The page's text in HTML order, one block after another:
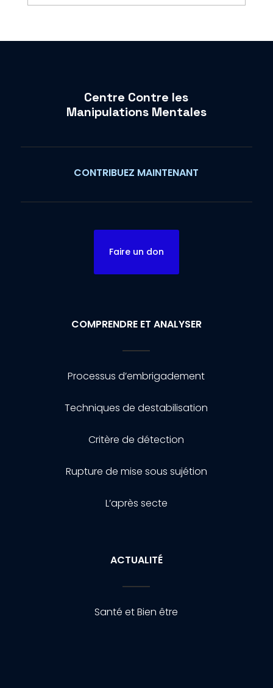
Centre Contre les
Manipulations Mentales
CONTRIBUEZ MAINTENANT
Faire un don
COMPRENDRE ET ANALYSER
Processus d’embrigadement
Techniques de destabilisation
Critère de détection
Rupture de mise sous sujétion
L’après secte
ACTUALITÉ
Santé et Bien être